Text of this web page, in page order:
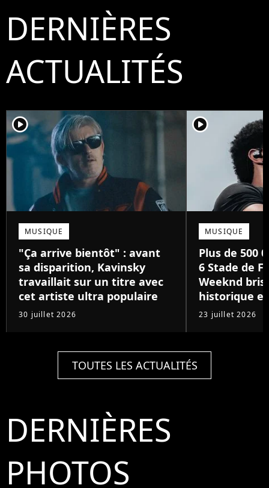
DERNIÈRES
ACTUALITÉS
player2
MUSIQUE
"Ça arrive bientôt" : avant
sa disparition, Kavinsky
travaillait sur un titre avec
cet artiste ultra populaire
30 juillet 2026
player2
MUSIQUE
Plus de 500
6 Stade de
Weeknd
historique
23 juillet 2026
TOUTES LES ACTUALITÉS
DERNIÈRES
PHOTOS